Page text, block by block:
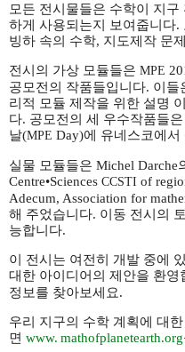
모든 전시물들은 수학이 지
하게 사용되는지 보여줍니다
빙하 속의 수학, 지도제작 문
전시의 가상 모듈들은 MPE
공모전의 작품들입니다. 이
리적 모듈 제작을 위한 설명
다. 공모전의 세 우수작품들
날(MPE Day)에 유네스코에
실물 모듈들은 Michel Darche
Centre•Sciences CCSTI of
Adecum, Association for
해 주었습니다. 이동 전시의
능합니다.
이 전시는 여전히 개발 중에
대한 아이디어의 제안을 환영
정보를 찾아보세요.
우리 지구의 수학 계획에 대
면 www. mathofplanetearth.org